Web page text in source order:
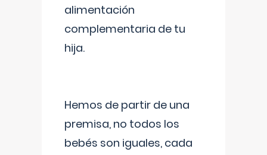
alimentación
complementaria de tu
hija.
Hemos de partir de una
premisa, no todos los
bebés son iguales, cada